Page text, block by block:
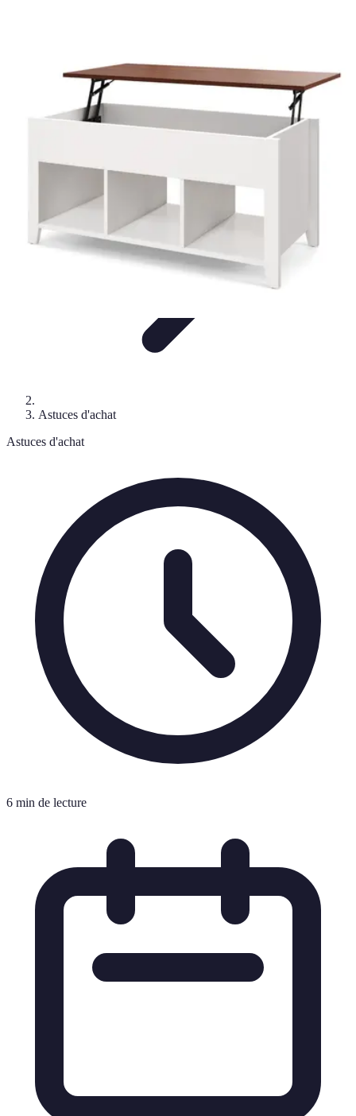
Mobilier Pratique
Astuces d'achat
Astuces d'achat
6 min de lecture